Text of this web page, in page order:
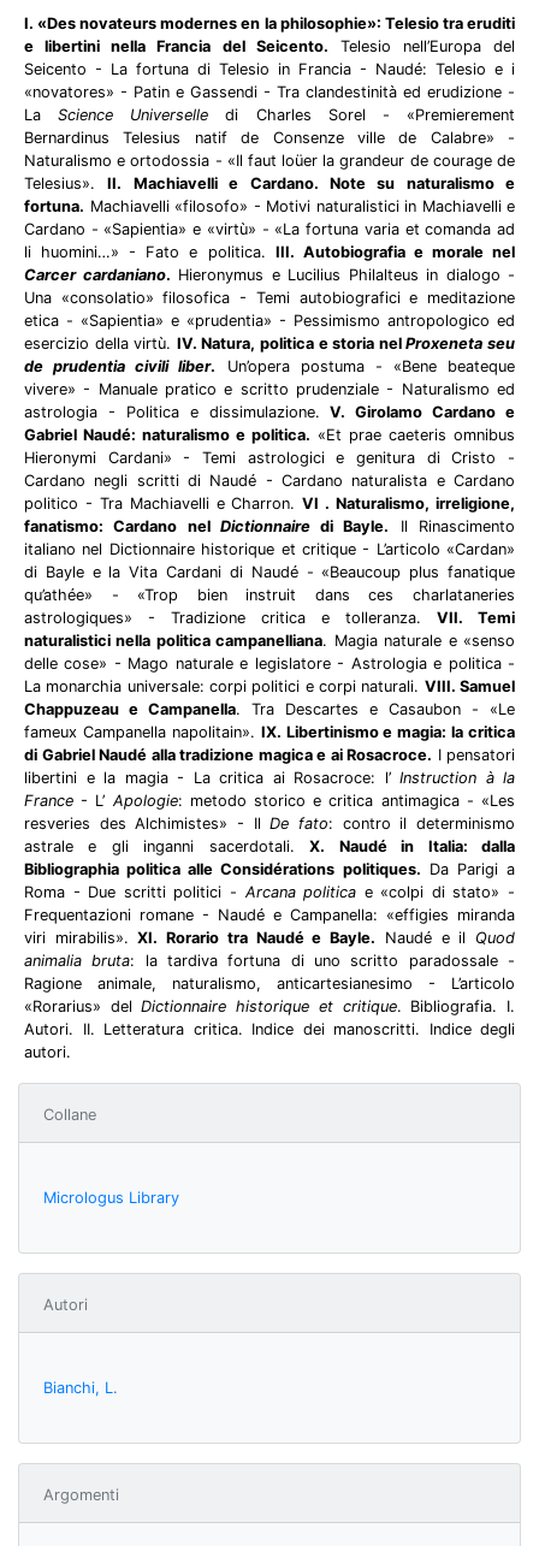
I. «Des novateurs modernes en la philosophie»: Telesio tra eruditi
e libertini nella Francia del Seicento. Telesio nell’Europa del
Seicento - La fortuna di Telesio in Francia - Naudé: Telesio e i
«novatores» - Patin e Gassendi - Tra clandestinità ed erudizione -
LaScience Universelle di Charles Sorel - «Premierement
Bernardinus Telesius natif de Consenze ville de Calabre» -
Naturalismo e ortodossia - «Il faut loüer la grandeur de courage de
Telesius».II. Machiavelli e Cardano. Note su naturalismo e
fortuna. Machiavelli «filosofo» - Motivi naturalistici in Machiavelli e
Cardano - «Sapientia» e «virtù» - «La fortuna varia et comanda ad
li huomini…» - Fato e politica. III. Autobiografia e morale nel
Carcer cardaniano. Hieronymus e Lucilius Philalteus in dialogo -
Una «consolatio» filosofica - Temi autobiografici e meditazione
etica - «Sapientia» e «prudentia» - Pessimismo antropologico ed
esercizio della virtù. IV. Natura, politica e storia nelProxeneta seu
de prudentia civili liber. Un’opera postuma - «Bene beateque
vivere» - Manuale pratico e scritto prudenziale - Naturalismo ed
astrologia - Politica e dissimulazione.V. Girolamo Cardano e
Gabriel Naudé: naturalismo e politica. «Et prae caeteris omnibus
Hieronymi Cardani» - Temi astrologici e genitura di Cristo -
Cardano negli scritti di Naudé - Cardano naturalista e Cardano
politico - Tra Machiavelli e Charron.VI . Naturalismo, irreligione,
fanatismo: Cardano nel Dictionnairedi Bayle. Il Rinascimento
italiano nel Dictionnaire historique et critique - L’articolo «Cardan»
di Bayle e la Vita Cardani di Naudé - «Beaucoup plus fanatique
qu’athée» - «Trop bien instruit dans ces charlataneries
astrologiques» - Tradizione critica e tolleranza. VII. Temi
naturalistici nella politica campanelliana. Magia naturale e «senso
delle cose» - Mago naturale e legislatore - Astrologia e politica -
La monarchia universale: corpi politici e corpi naturali. VIII. Samuel
Chappuzeau e Campanella. Tra Descartes e Casaubon - «Le
fameux Campanella napolitain». IX. Libertinismo e magia: la critica
di Gabriel Naudé alla tradizione magica e ai Rosacroce. I pensatori
libertini e la magia - La critica ai Rosacroce: l’ Instruction à la
France - L’ Apologie: metodo storico e critica antimagica - «Les
resveries des Alchimistes» - IlDe fato: contro il determinismo
astrale e gli inganni sacerdotali.X. Naudé in Italia: dalla
Bibliographia politica alle Considérations politiques. Da Parigi a
Roma - Due scritti politici - Arcana politica e «colpi di stato» -
Frequentazioni romane - Naudé e Campanella: «effigies miranda
viri mirabilis».XI. Rorario tra Naudé e Bayle. Naudé e il Quod
animalia bruta: la tardiva fortuna di uno scritto paradossale -
Ragione animale, naturalismo, anticartesianesimo - L’articolo
«Rorarius» delDictionnaire historique et critique. Bibliografia. I.
Autori. II. Letteratura critica. Indice dei manoscritti. Indice degli
autori.
Collane
Micrologus Library
Autori
Bianchi, L.
Argomenti